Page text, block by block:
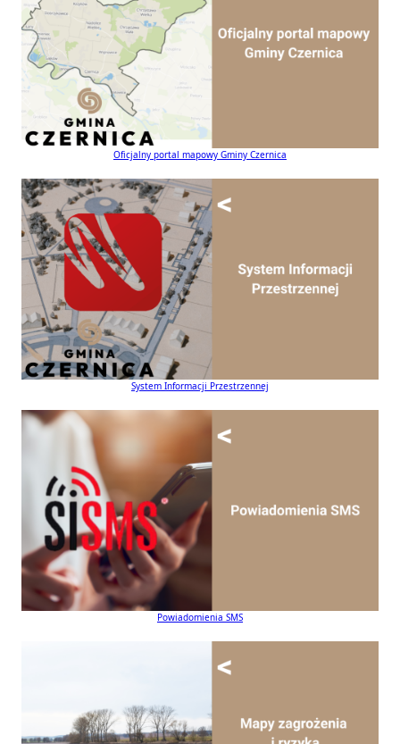
Oficjalny portal mapowy Gminy Czernica
System Informacji Przestrzennej
Powiadomienia SMS